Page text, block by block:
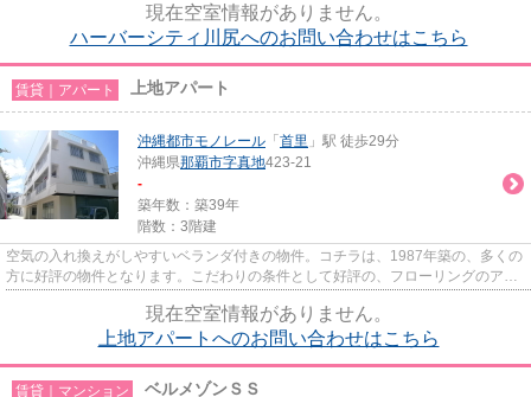
現在空室情報がありません。
ハーバーシティ川尻へのお問い合わせはこちら
賃貸｜アパート 上地アパート
沖縄都市モノレール 「 首里 」駅 徒歩29分
沖縄県那覇市字真地423-21
-
築年数：築39年
階数：3階建
空気の入れ換えがしやすいベランダ付きの物件。コチラは、1987年築の、多くの
方に好評の物件となります。こだわりの条件として好評の、フローリングのアパ
現在空室情報がありません。
上地アパートへのお問い合わせはこちら
賃貸｜マンション ベルメゾンＳＳ